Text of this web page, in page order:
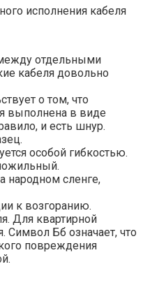
исполнения кабеля
отдельными
кабеля довольно
о том, что
выполнена в виде
и есть шнур.
особой гибкостью.
народном сленге,
к возгоранию.
Для квартирной
Символ Бб означает, что
повреждения